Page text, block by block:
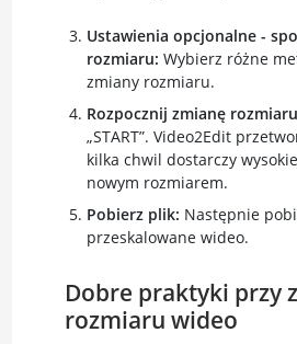
Ustawienia opcjonalne -
rozmiaru: Wybierz różne
zmiany rozmiaru.
Rozpocznij zmianę
„START”. Video2Edit
kilka chwil dostarczy
nowym rozmiarem.
Pobierz plik: Następnie
przeskalowane wideo.
Dobre praktyki przy
rozmiaru wideo